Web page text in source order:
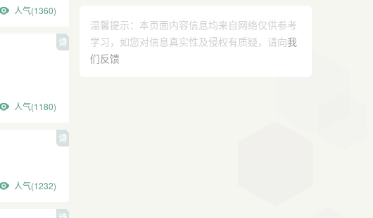
人气(1360)
诗
人气(1180)
诗
人气(1232)
温馨提示：本页面内容信息均来自网络仅供参考
学习，如您对信息真实性及侵权有质疑，请向我
们反馈